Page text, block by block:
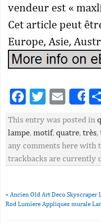
vendeur est «
Cet article peut
Europe, Asie,
Facebook
Twitter
Email
This entry was posted in
lampe, motif, quatre, très,
any comments here with
trackbacks are currently
« Ancien Old Art Deco Skyscraper
Rod Lumiere Appliques murale